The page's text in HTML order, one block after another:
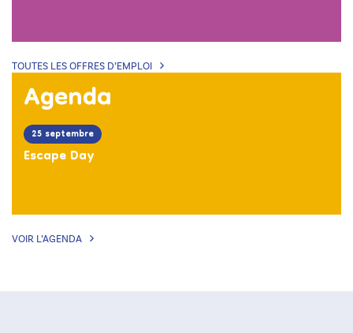
TOUTES LES OFFRES D’EMPLOI
Agenda
25 septembre
Escape Day
VOIR L’AGENDA